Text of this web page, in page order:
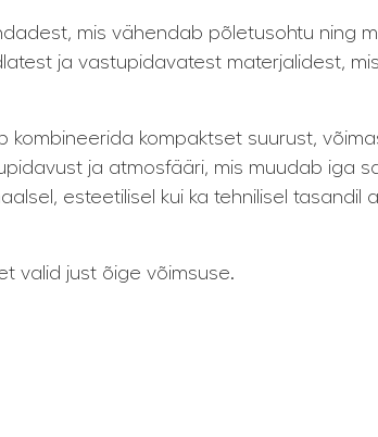
mis vähendab põletusohtu ning
ja vastupidavatest materjalidest,
kombineerida kompaktset suurust,
ja atmosfääri, mis muudab iga
esteetilisel kui ka tehnilisel tasandil
valid just õige võimsuse.